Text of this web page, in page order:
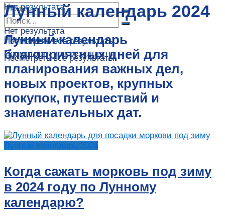
Нет результата
Посмотреть все результаты
Нет результата
Посмотреть все результаты
Нет результата
Посмотреть все результаты
Лунный календарь 2024
Лунный календарь
благоприятных дней для
планирования важных дел,
новых проектов, крупных
покупок, путешествий и
знаменательных дат.
Лунный календарь 2024
Когда сажать морковь под зиму
в 2024 году по Лунному
календарю?